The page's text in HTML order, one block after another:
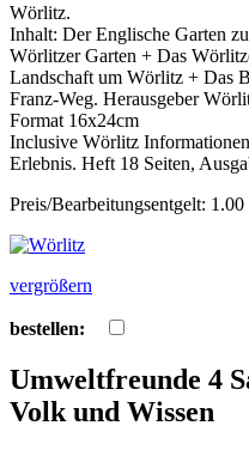
Wörlitz.
Inhalt: Der Englische Garten
Wörlitzer Garten + Das
Landschaft um Wörlitz + Das
Franz-Weg. Herausgeber
Format 16x24cm
Inclusive Wörlitz
Erlebnis. Heft 18 Seiten,
Preis/Bearbeitungsentgelt: 1.00
vergrößern
bestellen:
Umweltfreunde 4
Volk und Wissen